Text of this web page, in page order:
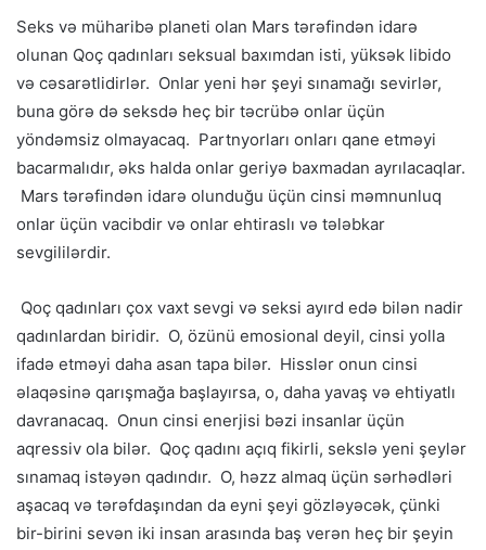
Seks və müharibə planeti olan Mars tərəfindən idarə
olunan Qoç qadınları seksual baxımdan isti, yüksək libido
və cəsarətlidirlər. Onlar yeni hər şeyi sınamağı sevirlər,
buna görə də seksdə heç bir təcrübə onlar üçün
yöndəmsiz olmayacaq. Partnyorları onları qane etməyi
bacarmalıdır, əks halda onlar geriyə baxmadan ayrılacaqlar.
Mars tərəfindən idarə olunduğu üçün cinsi məmnunluq
onlar üçün vacibdir və onlar ehtiraslı və tələbkar
sevgililərdir.
Qoç qadınları çox vaxt sevgi və seksi ayırd edə bilən nadir
qadınlardan biridir. O, özünü emosional deyil, cinsi yolla
ifadə etməyi daha asan tapa bilər. Hisslər onun cinsi
əlaqəsinə qarışmağa başlayırsa, o, daha yavaş və ehtiyatlı
davranacaq. Onun cinsi enerjisi bəzi insanlar üçün
aqressiv ola bilər. Qoç qadını açıq fikirli, sekslə yeni şeylər
sınamaq istəyən qadındır. O, həzz almaq üçün sərhədləri
aşacaq və tərəfdaşından da eyni şeyi gözləyəcək, çünki
bir-birini sevən iki insan arasında baş verən heç bir şeyin